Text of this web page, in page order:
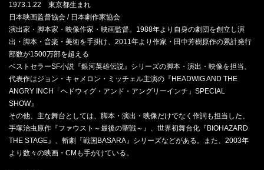
1973.1.22 東京都生まれ
日本映画監督協会 / 日本劇作家協会
演出家・脚本家・映像作家・映画監督。1988年より自身の劇団を創立し演
出・脚本・音楽・美術を手掛け、2011年より作家・田中芳樹原作の累計発行
部数が1500万部を超える
ベストセラーSF小説『銀河英雄伝説』シリーズの脚本・演出・映像を担当、
代表作はジョン・キャメロン・ミッチェル主演の『HEADWIG AND THE
ANGRY INCH「ヘドウィグ・アンド・アングリーインチ」SPECIAL
SHOW』
その他、主な舞台としては、脚本・演出・映像だけでなく作詞も担当した、
手塚治虫原作『ファウスト～最後の聖戦～』、世界初舞台化『BIOHAZARD
THE STAGE』、斬劇『戦国BASARA』シリーズなどがある。また、2003年
より数々の映画・CMも手がけている。